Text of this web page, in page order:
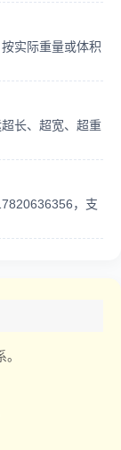
实际重量或体积
长、超宽、超重
，支